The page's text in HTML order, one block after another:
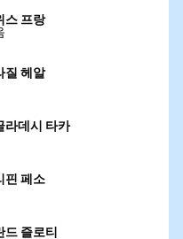
프랑
헤알
데시 타카
페소
즐로티